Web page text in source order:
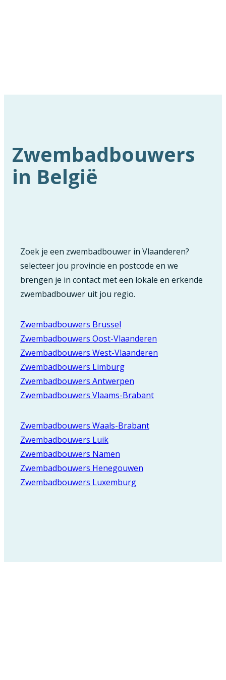
Zwembadbouwers
in België
Zoek je een zwembadbouwer in Vlaanderen?
selecteer jou provincie en postcode en we
brengen je in contact met een lokale en erkende
zwembadbouwer uit jou regio.
Zwembadbouwers Brussel
Zwembadbouwers Oost-Vlaanderen
Zwembadbouwers West-Vlaanderen
Zwembadbouwers Limburg
Zwembadbouwers Antwerpen
Zwembadbouwers Vlaams-Brabant
Zwembadbouwers Waals-Brabant
Zwembadbouwers Luik
Zwembadbouwers Namen
Zwembadbouwers Henegouwen
Zwembadbouwers Luxemburg